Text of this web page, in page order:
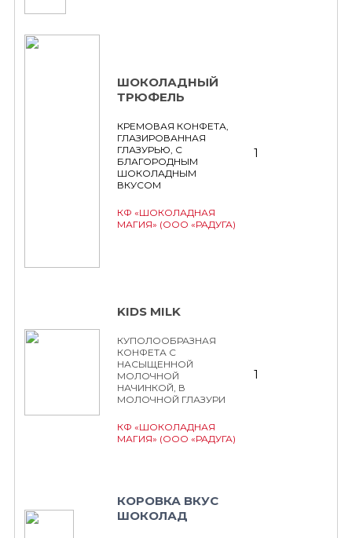
ШОКОЛАДНЫЙ
ТРЮФЕЛЬ
КРЕМОВАЯ КОНФЕТА,
ГЛАЗИРОВАННАЯ
ГЛАЗУРЬЮ, С
БЛАГОРОДНЫМ
ШОКОЛАДНЫМ
ВКУСОМ
КФ «ШОКОЛАДНАЯ
МАГИЯ» (ООО «РАДУГА)
1
KIDS MILK
КУПОЛООБРАЗНАЯ
КОНФЕТА С
НАСЫЩЕННОЙ
МОЛОЧНОЙ
НАЧИНКОЙ, В
МОЛОЧНОЙ ГЛАЗУРИ
КФ «ШОКОЛАДНАЯ
МАГИЯ» (ООО «РАДУГА)
1
КОРОВКА ВКУС
ШОКОЛАД